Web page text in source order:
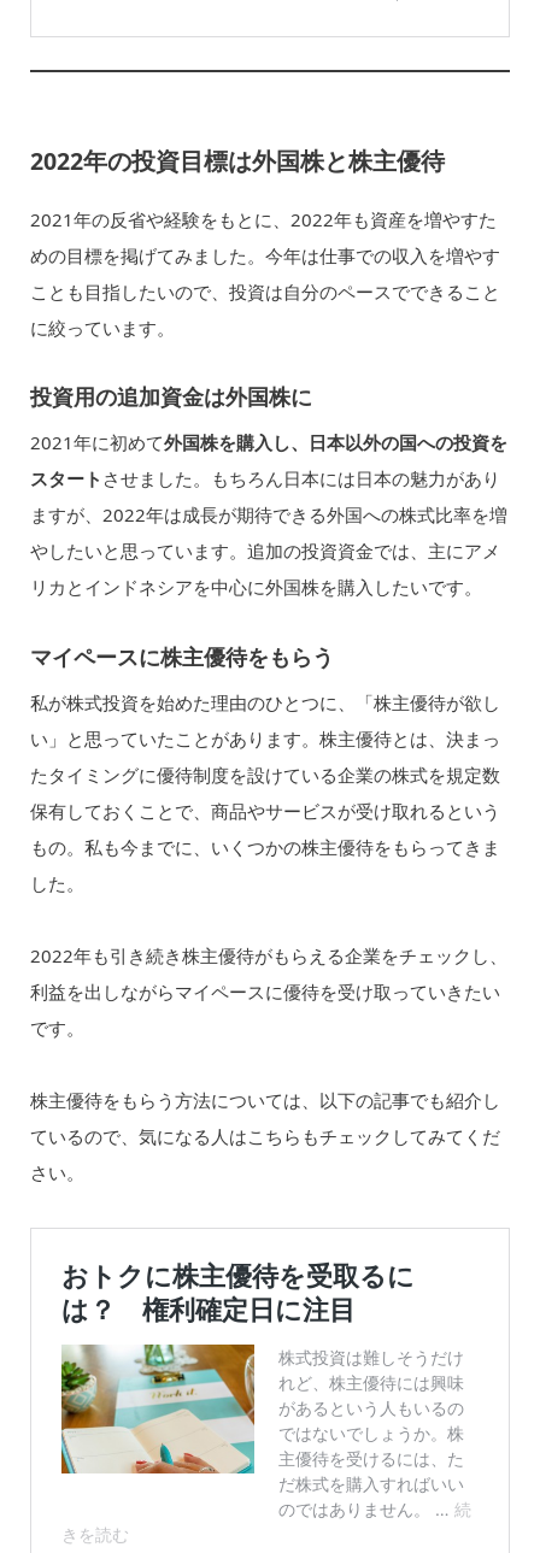
2022年の投資目標は外国株と株主優待
2021年の反省や経験をもとに、2022年も資産を増やすた
めの目標を掲げてみました。今年は仕事での収入を増やす
ことも目指したいので、投資は自分のペースでできること
に絞っています。
投資用の追加資金は外国株に
2021年に初めて外国株を購入し、日本以外の国への投資を
スタート させました。もちろん日本には日本の魅力があり
ますが、2022年は成長が期待できる外国への株式比率を増
やしたいと思っています。追加の投資資金では、主にアメ
リカとインドネシアを中心に外国株を購入したいです。
マイペースに株主優待をもらう
私が株式投資を始めた理由のひとつに、「株主優待が欲し
い」と思っていたことがあります。株主優待とは、決まっ
たタイミングに優待制度を設けている企業の株式を規定数
保有しておくことで、商品やサービスが受け取れるという
もの。私も今までに、いくつかの株主優待をもらってきま
した。
2022年も引き続き株主優待がもらえる企業をチェックし、
利益を出しながらマイペースに優待を受け取っていきたい
です。
株主優待をもらう方法については、以下の記事でも紹介し
ているので、気になる人はこちらもチェックしてみてくだ
さい。